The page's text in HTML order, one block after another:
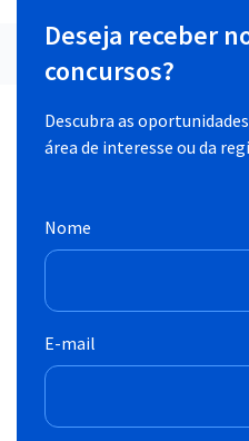
Deseja receber
concursos?
Descubra as
área de interesse ou da
Nome
E-mail